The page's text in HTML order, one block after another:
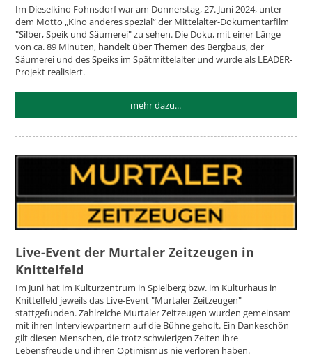
Im Dieselkino Fohnsdorf war am Donnerstag, 27. Juni 2024, unter
dem Motto „Kino anderes spezial“ der Mittelalter-Dokumentarfilm
"Silber, Speik und Säumerei" zu sehen. Die Doku, mit einer Länge
von ca. 89 Minuten, handelt über Themen des Bergbaus, der
Säumerei und des Speiks im Spätmittelalter und wurde als LEADER-
Projekt realisiert.
mehr dazu...
Live-Event der Murtaler Zeitzeugen in
Knittelfeld
Im Juni hat im Kulturzentrum in Spielberg bzw. im Kulturhaus in
Knittelfeld jeweils das Live-Event "Murtaler Zeitzeugen"
stattgefunden. Zahlreiche Murtaler Zeitzeugen wurden gemeinsam
mit ihren Interviewpartnern auf die Bühne geholt. Ein Dankeschön
gilt diesen Menschen, die trotz schwierigen Zeiten ihre
Lebensfreude und ihren Optimismus nie verloren haben.